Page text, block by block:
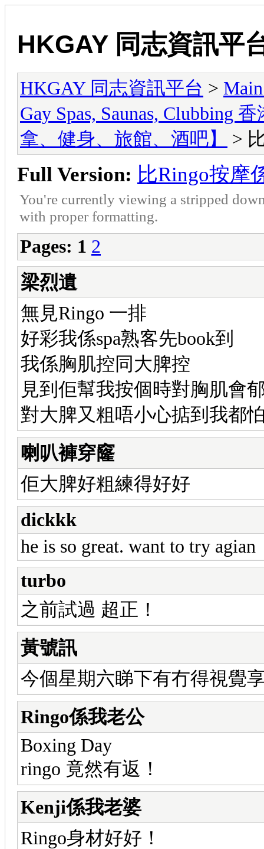
HKGAY 同志資訊平
HKGAY 同志資訊平台 >
Gay Spas, Saunas, Clubbing
拿、健身、旅館、酒吧】
>
Full Version: 比Ringo按摩
You're currently viewing a stripped
with proper formatting.
Pages: 1 2
梁烈遺
無見Ringo 一排
好彩我係spa熟客先book到
我係胸肌控同大脾控
見到佢幫我按個時對胸肌會
對大脾又粗唔小心掂到我都
喇叭褲穿窿
佢大脾好粗練得好好
dickkk
he is so great. want to try agian
turbo
之前試過 超正！
黃號訊
今個星期六睇下有冇得視覺
Ringo係我老公
Boxing Day
ringo 竟然有返！
Kenji係我老婆
Ringo身材好好！